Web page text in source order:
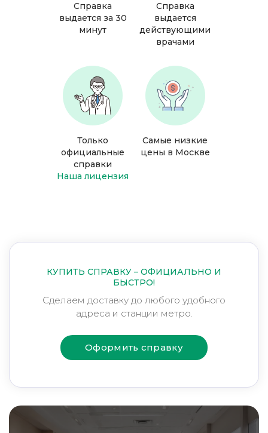
Справка
выдается за 30
минут
Справка
выдается
действующими
врачами
Только
официальные
справки
Наша лицензия
Самые низкие
цены в Москве
КУПИТЬ СПРАВКУ – ОФИЦИАЛЬНО И
БЫСТРО!
Сделаем доставку до любого удобного
адреса и станции метро.
Оформить справку